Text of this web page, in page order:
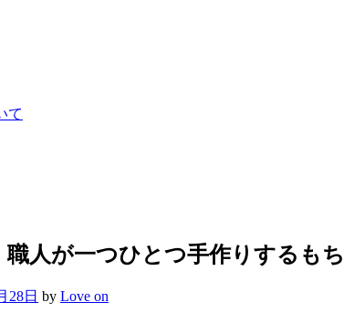
て
人が一つひとつ手作りするも
28日 by Love on